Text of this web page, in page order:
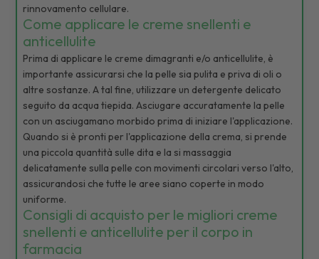
rinnovamento cellulare.
Come applicare le creme snellenti e
anticellulite
Prima di applicare le creme dimagranti e/o anticellulite, è
importante assicurarsi che la pelle sia pulita e priva di oli o
altre sostanze. A tal fine, utilizzare un detergente delicato
seguito da acqua tiepida. Asciugare accuratamente la pelle
con un asciugamano morbido prima di iniziare l'applicazione.
Quando si è pronti per l'applicazione della crema, si prende
una piccola quantità sulle dita e la si massaggia
delicatamente sulla pelle con movimenti circolari verso l'alto,
assicurandosi che tutte le aree siano coperte in modo
uniforme.
Consigli di acquisto per le migliori creme
snellenti e anticellulite per il corpo in
farmacia